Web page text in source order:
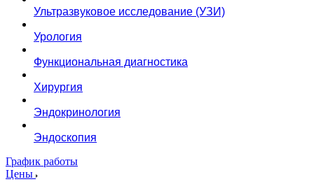
Ультразвуковое исследование (УЗИ)
Урология
Функциональная диагностика
Хирургия
Эндокринология
Эндоскопия
График работы
Цены